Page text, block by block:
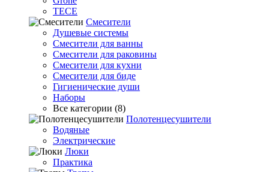
TECE
Смесители
Душевые системы
Смесители для ванны
Смесители для раковины
Смесители для кухни
Смесители для биде
Гигиенические души
Наборы
Все категории (8)
Полотенцесушители
Водяные
Электрические
Люки
Практика